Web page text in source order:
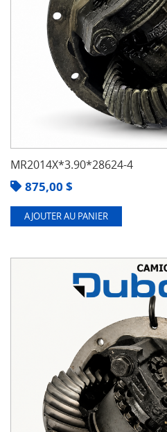
MR2014X*3.90*28624-4
875,00 $
AJOUTER AU PANIER